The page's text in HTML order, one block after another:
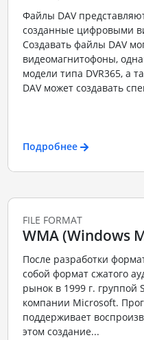
Файлы DAV
созданные цифровыми
Создавать файлы DAV
видеомагнитофоны,
модели типа DVR365, а
DAV может создавать
Подробнее
FILE FORMAT
WMA (Windows
После разработки
собой формат сжатого
рынок в 1999 г. группой
компании Microsoft.
поддерживает
этом создание...